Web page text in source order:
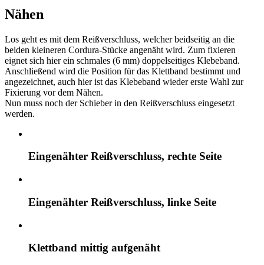
Nähen
Los geht es mit dem Reißverschluss, welcher beidseitig an die
beiden kleineren Cordura-Stücke angenäht wird. Zum fixieren
eignet sich hier ein schmales (6 mm) doppelseitiges Klebeband.
Anschließend wird die Position für das Klettband bestimmt und
angezeichnet, auch hier ist das Klebeband wieder erste Wahl zur
Fixierung vor dem Nähen.
Nun muss noch der Schieber in den Reißverschluss eingesetzt
werden.
Eingenähter Reißverschluss, rechte Seite
Eingenähter Reißverschluss, linke Seite
Klettband mittig aufgenäht